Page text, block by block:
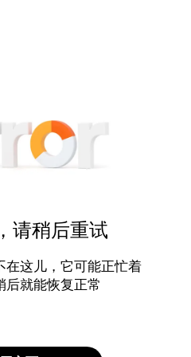
请稍后重试
在这儿，它可能正忙着
后就能恢复正常